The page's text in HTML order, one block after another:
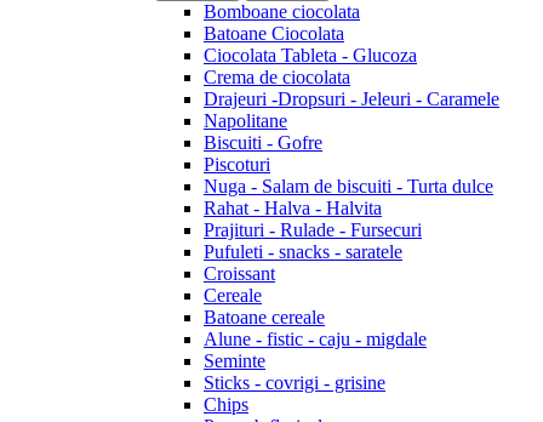
Bomboane ciocolata
Batoane Ciocolata
Ciocolata Tableta - Glucoza
Crema de ciocolata
Drajeuri -Dropsuri - Jeleuri - Caramele
Napolitane
Biscuiti - Gofre
Piscoturi
Nuga - Salam de biscuiti - Turta dulce
Rahat - Halva - Halvita
Prajituri - Rulade - Fursecuri
Pufuleti - snacks - saratele
Croissant
Cereale
Batoane cereale
Alune - fistic - caju - migdale
Seminte
Sticks - covrigi - grisine
Chips